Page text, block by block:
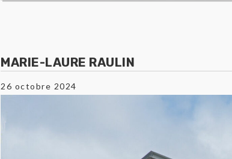
MARIE-LAURE RAULIN
26 octobre 2024